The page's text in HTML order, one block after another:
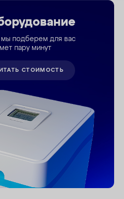
мы подберем для вас
пару минут
СТОИМОСТЬ